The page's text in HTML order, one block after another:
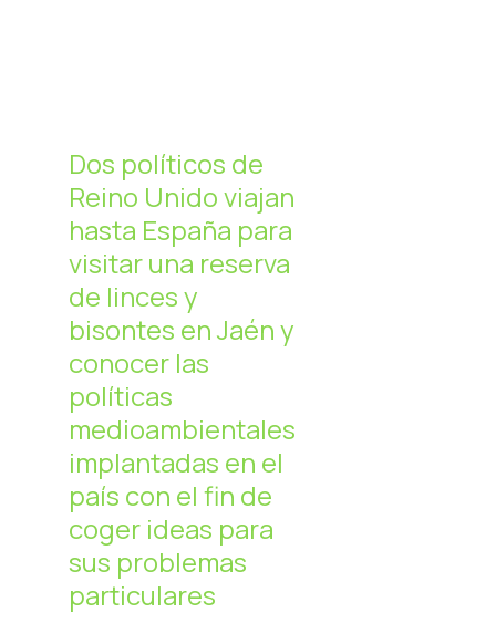
Dos políticos de
Reino Unido viajan
hasta España para
visitar una reserva
de linces y
bisontes en Jaén y
conocer las
políticas
medioambientales
implantadas en el
país con el fin de
coger ideas para
sus problemas
particulares